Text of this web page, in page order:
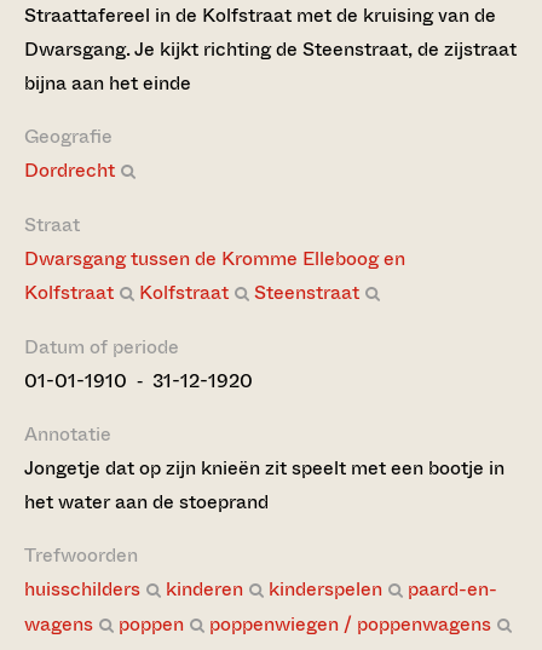
Straattafereel in de Kolfstraat met de kruising van de
Dwarsgang. Je kijkt richting de Steenstraat, de zijstraat
bijna aan het einde
Geografie
Dordrecht
Straat
Dwarsgang tussen de Kromme Elleboog en
Kolfstraat
Kolfstraat
Steenstraat
Datum of periode
01-01-1910 ‐ 31-12-1920
Annotatie
Jongetje dat op zijn knieën zit speelt met een bootje in
het water aan de stoeprand
Trefwoorden
huisschilders
kinderen kinderspelen
paard-en-
wagens
poppen
poppenwiegen / poppenwagens